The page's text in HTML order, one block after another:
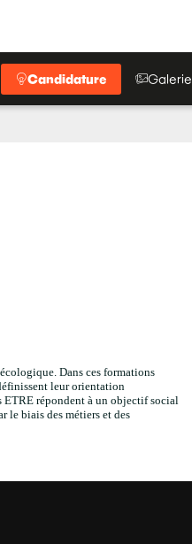
Candidature Galerie
Dans ces formations
leur orientation
ETRE répondent à un objectif social
le biais des métiers et des